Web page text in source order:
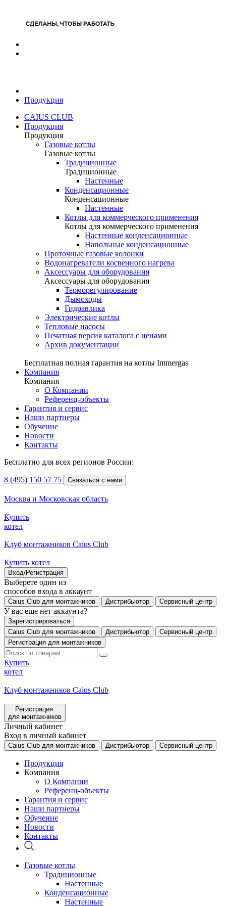
Продукция
CAIUS CLUB
Продукция
Продукция
Газовые котлы
Газовые котлы
Традиционные
Традиционные
Настенные
Конденсационные
Конденсационные
Настенные
Котлы для коммерческого применения
Котлы для коммерческого применения
Настенные конденсационные
Напольные конденсационные
Проточные газовые колонки
Водонагреватели косвенного нагрева
Аксессуары для оборудования
Аксессуары для оборудования
Терморегулирование
Дымоходы
Гидравлика
Электрические котлы
Тепловые насосы
Печатная версия каталога с ценами
Архив документации
Бесплатная полная гарантия на котлы Immergas
Компания
Компания
О Компании
Референц-объекты
Гарантия и сервис
Наши партнеры
Обучение
Новости
Контакты
Бесплатно для всех регионов России:
8 (495) 150 57 75 Связаться с нами
Москва и Московская область
Купить
котел
Клуб монтажников Caius Club
Купить котел
Вход/Регистрация
Выберете один из
способов входа в аккаунт
Caius Club для монтажников Дистрибьютор Сервисный центр
У вас еще нет аккаунта?
Зарегистрироваться
Caius Club для монтажников
Дистрибьютор
Сервисный центр
Регистрация для монтажников
Купить
котел
Клуб монтажников Caius Club
Регистрация
для монтажников
Личный кабинет
Вход в личный кабинет
Caius Club для монтажников Дистрибьютор Сервисный центр
Продукция
Компания
О Компании
Референц-объекты
Гарантия и сервис
Наши партнеры
Обучение
Новости
Контакты
Газовые котлы
Традиционные
Настенные
Конденсационные
Настенные